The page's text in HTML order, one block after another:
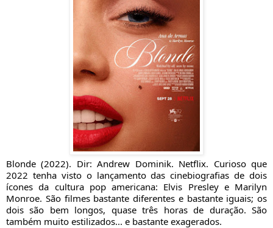
Blonde (2022). Dir: Andrew Dominik. Netflix. Curioso que
2022 tenha visto o lançamento das cinebiografias de dois
ícones da cultura pop americana: Elvis Presley e Marilyn
Monroe. São filmes bastante diferentes e bastante iguais; os
dois são bem longos, quase três horas de duração. São
também muito estilizados... e bastante exagerados.